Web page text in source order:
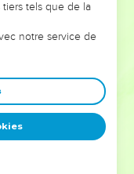
alors même que ce
et responsables
afin que leurs erreurs
un ministère, une
est faite
tels que de la
notre service de